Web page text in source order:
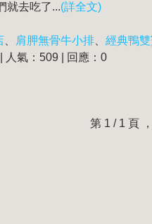
就去吃了...(詳全文)
肩胛無骨牛小排
經典鴨
人氣：509 | 回應：0
第 1 / 1